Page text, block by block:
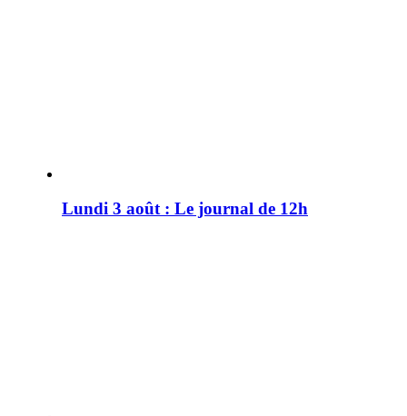
Lundi 3 août : Le journal de 12h